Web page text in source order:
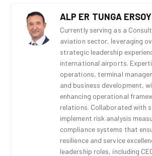
ALP ER TUNGA ERSOY
Currently serving as a
aviation sector, leveraging
strategic leadership
international airports.
operations, terminal
and business development,
enhancing operational
relations. Collaborated with
implement risk analysis
compliance systems that
resilience and service
leadership roles, including